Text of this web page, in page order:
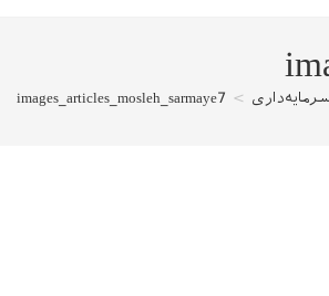
>
images_articles_mosleh_sarmaye7